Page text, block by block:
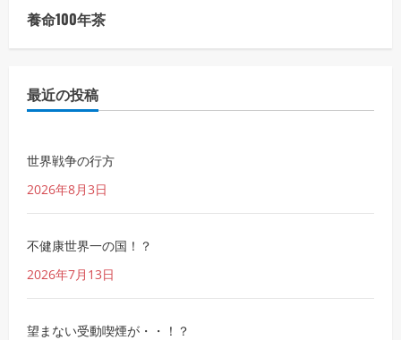
養命100年茶
最近の投稿
世界戦争の行方
2026年8月3日
不健康世界一の国！？
2026年7月13日
望まない受動喫煙が・・！？